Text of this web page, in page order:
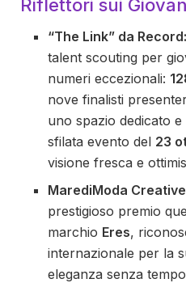
Riflettori sui
“The Link” da Record:
talent scouting per
numeri eccezionali:
nove finalisti
uno spazio dedicato
sfilata evento del 23
visione fresca e
MarediModa
prestigioso premio
marchio Eres,
internazionale per la
eleganza senza